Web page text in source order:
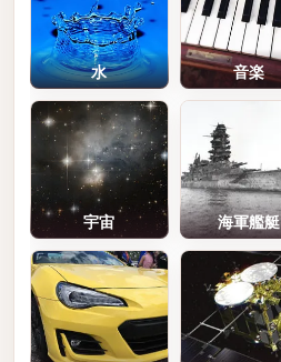
水 音楽
宇宙 海軍艦艇